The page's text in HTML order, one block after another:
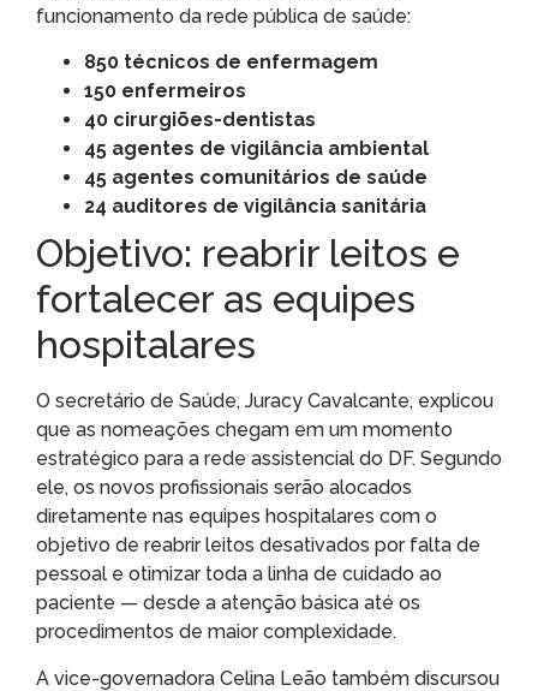
funcionamento da rede pública de saúde:
850 técnicos de enfermagem
150 enfermeiros
40 cirurgiões-dentistas
45 agentes de vigilância ambiental
45 agentes comunitários de saúde
24 auditores de vigilância sanitária
Objetivo: reabrir leitos e
fortalecer as equipes
hospitalares
O secretário de Saúde, Juracy Cavalcante, explicou
que as nomeações chegam em um momento
estratégico para a rede assistencial do DF. Segundo
ele, os novos profissionais serão alocados
diretamente nas equipes hospitalares com o
objetivo de reabrir leitos desativados por falta de
pessoal e otimizar toda a linha de cuidado ao
paciente — desde a atenção básica até os
procedimentos de maior complexidade.
A vice-governadora Celina Leão também discursou